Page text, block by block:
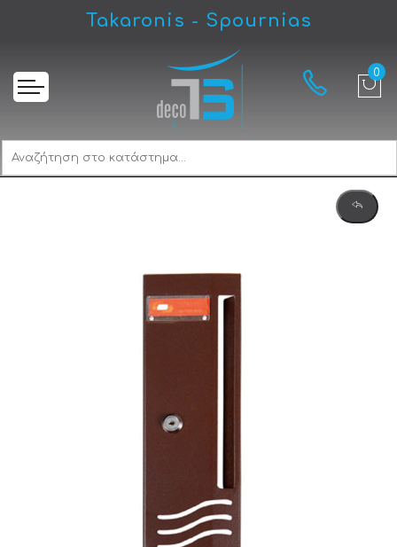
Takaronis - Spournias
Viometal Venice 405 Γραμματοκιβώτιο Καφέ